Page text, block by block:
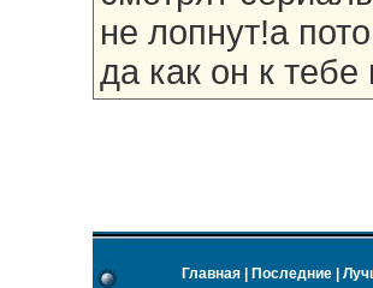
не лопнут!а
да как он к
Главная Последние